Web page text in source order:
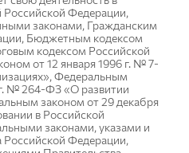
Российской Федерации,
законами, Гражданским
Бюджетным кодексом
кодексом Российской
от 12 января 1996 г. № 7-
Федеральным
№ 264-ФЗ «О развитии
законом от 29 декабря
в Российской
законами, указами и
Федерации,